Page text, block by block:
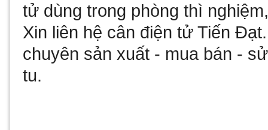
tử dùng trong phòng thì
Xin liên hệ cân điện tử Tiến
chuyên sản xuất - mua bán -
tu.